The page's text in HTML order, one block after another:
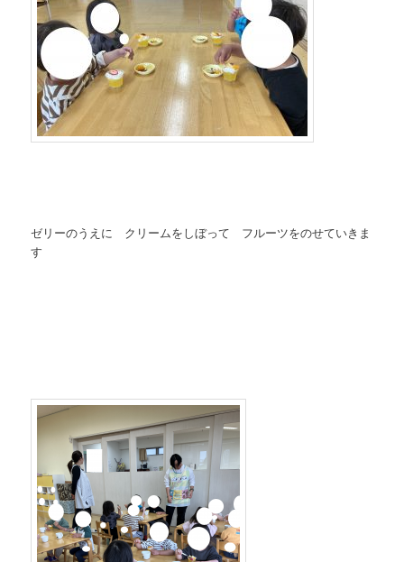
ゼリーのうえに クリームをしぼって フルーツをのせていきま
す